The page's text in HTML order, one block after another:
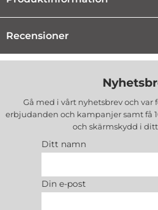
Material:
vill kombinera stil, komfort och
Tillverkare: Mercury
EAN: 8809972572179
: iPhone 16
Recensioner
Gå med i vårt nyhetsbrev och var
erbjudanden och kampanjer samt få
och skärmskydd i
Ditt namn
Din e-post